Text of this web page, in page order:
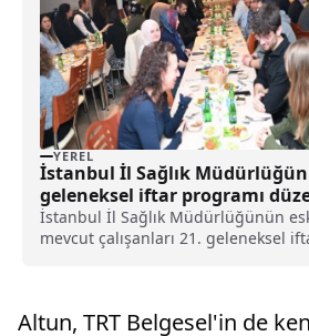
YEREL
İstanbul İl Sağlık
geleneksel iftar programı
haberi
İstanbul İl Sağlık Müdürlüğünün
mevcut çalışanları 21. geleneksel
vali yardımcıları Hasan Gözen il...
Altun, TRT Belgesel'in de